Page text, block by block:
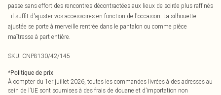
passe sans effort des rencontres décontractées aux lieux de soirée plus raffinés
- il suffit d'ajuster vos accessoires en fonction de l'occasion. La silhouette
ajustée se porte à merveille rentrée dans le pantalon ou comme pièce
maîtresse à part entière.
SKU: CNP8130/42/145
*Politique de prix
À compter du 1er juillet 2026, toutes les commandes livrées à des adresses au
sein de l’UE sont soumises à des frais de douane et d’importation non